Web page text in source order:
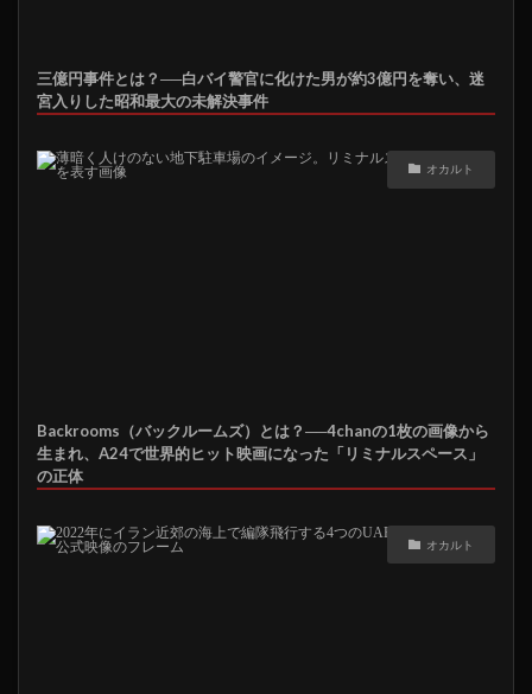
三億円事件とは？──白バイ警官に化けた男が約3億円を奪い、迷
宮入りした昭和最大の未解決事件
オカルト
Backrooms（バックルームズ）とは？──4chanの1枚の画像から
生まれ、A24で世界的ヒット映画になった「リミナルスペース」
の正体
オカルト